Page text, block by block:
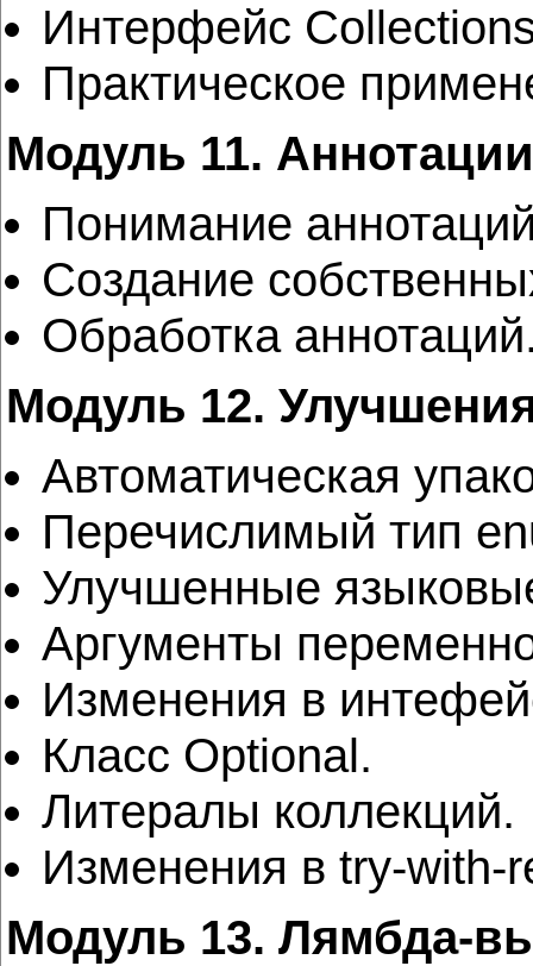
Интерфейс
Практическое
Модуль 11.
Понимание
Создание
Обработка
Модуль 12.
Автоматическая
Перечислимый тип
Улучшенные
Аргументы
Изменения в
Класс Optional.
Литералы коллекций.
Изменения в try-with-
Модуль 13. Лямбда-